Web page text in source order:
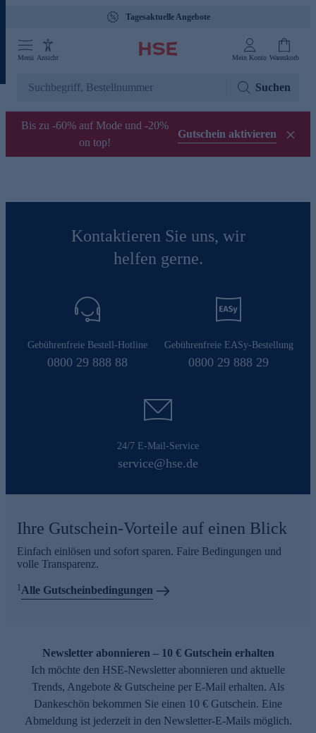
Tagesaktuelle Angebote
Menü Ansicht Mein Konto Warenkorb
Suchen
Bis zu -60% auf Mode und -20%
on top!
Gutschein aktivieren
Kontaktieren Sie uns, wir
helfen gerne.
Gebührenfreie Bestell-Hotline
0800 29 888 88
Gebührenfreie EASy-Bestellung
0800 29 888 29
24/7 E-Mail-Service
service@hse.de
Ihre Gutschein-Vorteile auf einen Blick
Einfach einlösen und sofort sparen. Faire Bedingungen und
volle Transparenz.
1Alle Gutscheinbedingungen
Newsletter abonnieren – 10 € Gutschein erhalten
Ich möchte den HSE-Newsletter abonnieren und aktuelle
Trends, Angebote & Gutscheine per E-Mail erhalten. Als
Dankeschön bekommen Sie einen 10 € Gutschein. Eine
Abmeldung ist jederzeit in den Newsletter-E-Mails möglich.